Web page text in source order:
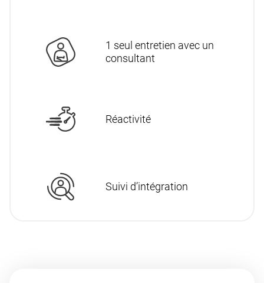
1 seul entretien avec un
consultant
Réactivité
Suivi d’intégration